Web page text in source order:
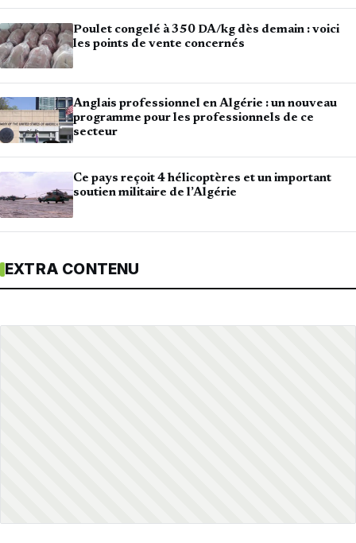
Poulet congelé à 350 DA/kg dès demain : voici
les points de vente concernés
Anglais professionnel en Algérie : un nouveau
programme pour les professionnels de ce
secteur
Ce pays reçoit 4 hélicoptères et un important
soutien militaire de l’Algérie
EXTRA CONTENU